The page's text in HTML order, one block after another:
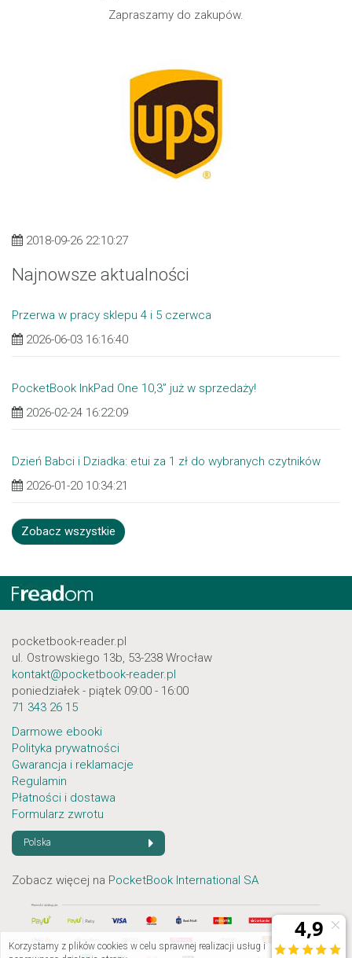
Zapraszamy do zakupów.
2018-09-26 22:10:27
Najnowsze aktualności
Przerwa w pracy sklepu 4 i 5 czerwca
2026-06-03 16:16:40
PocketBook InkPad One 10,3” już w sprzedaży!
2026-02-24 16:22:09
Dzień Babci i Dziadka: etui za 1 zł do wybranych czytników
2026-01-20 10:34:21
Zobacz wszystkie
pocketbook-reader.pl
ul. Ostrowskiego 13b, 53-238 Wrocław
kontakt@pocketbook-reader.pl
poniedziałek - piątek 09:00 - 16:00
71 343 26 15
Darmowe ebooki
Polityka prywatności
Gwarancja i reklamacje
Regulamin
Płatności i dostawa
Formularz zwrotu
Polska
Zobacz więcej na PocketBook International SA
Korzystamy z plików cookies w celu sprawnej realizacji usług i